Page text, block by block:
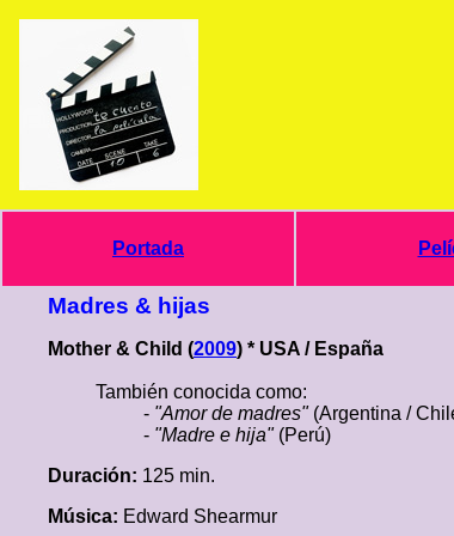
Portada
Madres & hijas
Mother & Child (2009) * USA / España
También conocida como:
- "Amor de madres"(Argentina /
- "Madre e hija"(Perú)
Duración: 125 min.
Música: Edward Shearmur